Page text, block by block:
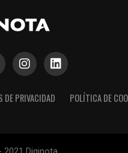
DE PRIVACIDAD POLÍTICA DE